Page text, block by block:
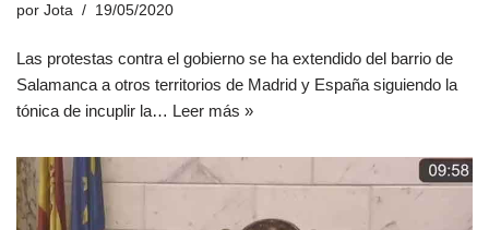
por Jota 19/05/2020
Las protestas contra el gobierno se ha extendido del barrio de
Salamanca a otros territorios de Madrid y España siguiendo la
tónica de incuplir la… Leer más »